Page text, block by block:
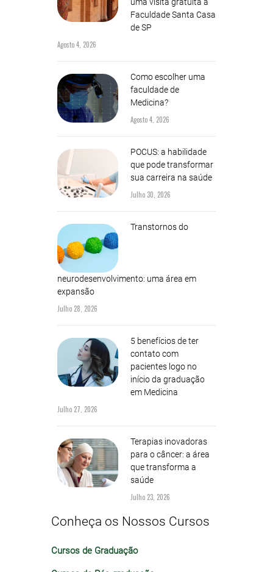
Faculdade Santa Casa
de SP
Agosto 4, 2026
Como escolher uma
faculdade de
Medicina?
Agosto 4, 2026
POCUS: a habilidade
que pode transformar
sua carreira na saúde
Julho 30, 2026
Transtornos do
neurodesenvolvimento: uma área em
expansão
Julho 28, 2026
5 benefícios de ter
contato com
pacientes logo no
início da graduação
em Medicina
Julho 27, 2026
Terapias inovadoras
para o câncer: a área
que transforma a
saúde
Julho 23, 2026
Conheça os Nossos Cursos
Cursos de Graduação